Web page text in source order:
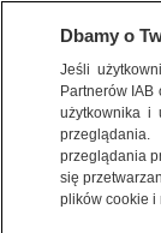
ZDROWIE
Dbamy o
Jeśli
Partnerów
użytkownika i
przeglądania
się
plików cookie i